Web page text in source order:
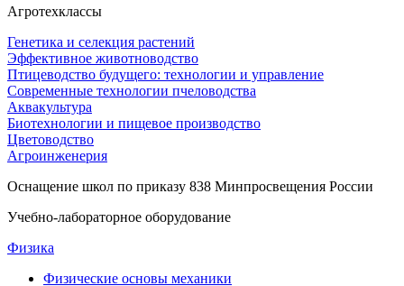
Агротехклассы
Генетика и селекция растений
Эффективное животноводство
Птицеводство будущего: технологии и управление
Современные технологии пчеловодства
Аквакультура
Биотехнологии и пищевое производство
Цветоводство
Агроинженерия
Оснащение школ по приказу 838 Минпросвещения России
Учебно-лабораторное оборудование
Физика
Физические основы механики